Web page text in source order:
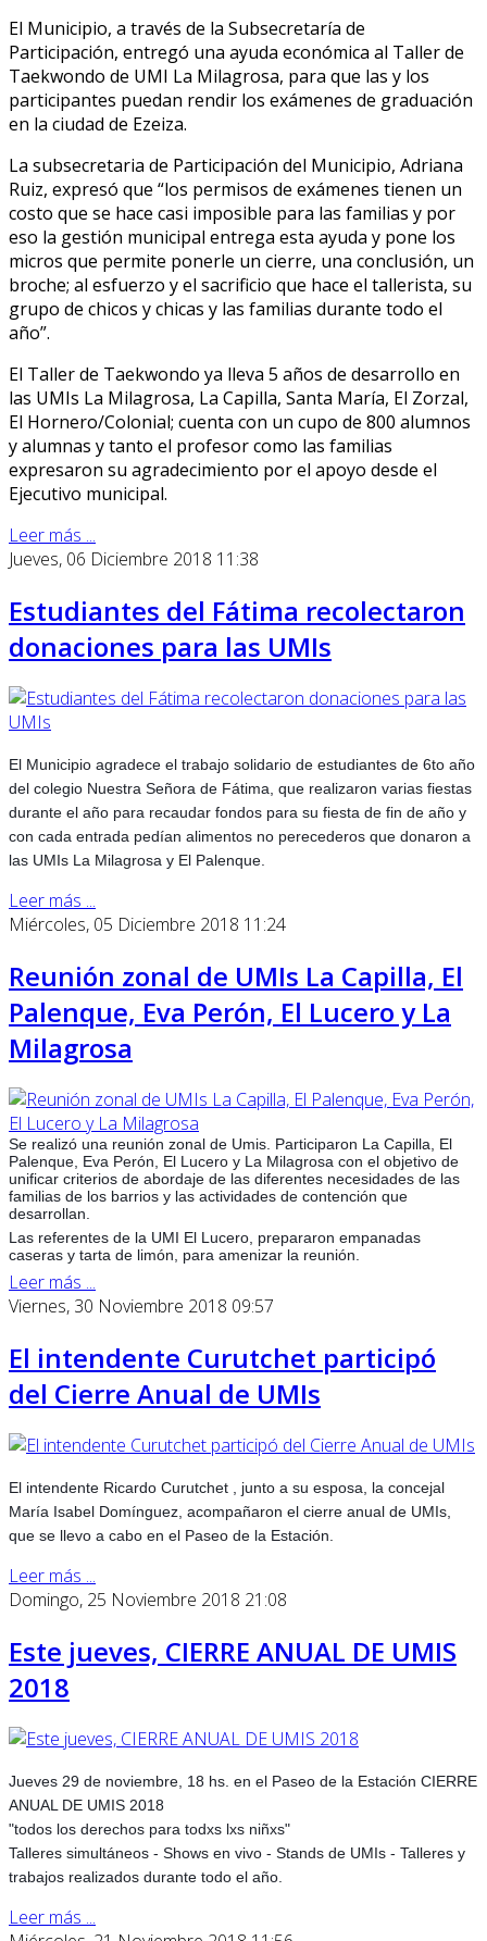
El Municipio, a través de la Subsecretaría de
Participación, entregó una ayuda económica al Taller de
Taekwondo de UMI La Milagrosa, para que las y los
participantes puedan rendir los exámenes de graduación
en la ciudad de Ezeiza.
La subsecretaria de Participación del Municipio, Adriana
Ruiz, expresó que “los permisos de exámenes tienen un
costo que se hace casi imposible para las familias y por
eso la gestión municipal entrega esta ayuda y pone los
micros que permite ponerle un cierre, una conclusión, un
broche; al esfuerzo y el sacrificio que hace el tallerista, su
grupo de chicos y chicas y las familias durante todo el
año”.
El Taller de Taekwondo ya lleva 5 años de desarrollo en
las UMIs La Milagrosa, La Capilla, Santa María, El Zorzal,
El Hornero/Colonial; cuenta con un cupo de 800 alumnos
y alumnas y tanto el profesor como las familias
expresaron su agradecimiento por el apoyo desde el
Ejecutivo municipal.
Leer más ...
Jueves, 06 Diciembre 2018 11:38
Estudiantes del Fátima recolectaron
donaciones para las UMIs
El Municipio agradece el trabajo solidario de estudiantes de 6to año
del colegio Nuestra Señora de Fátima, que realizaron varias fiestas
durante el año para recaudar fondos para su fiesta de fin de año y
con cada entrada pedían alimentos no perecederos que donaron a
las UMIs La Milagrosa y El Palenque.
Leer más ...
Miércoles, 05 Diciembre 2018 11:24
Reunión zonal de UMIs La Capilla, El
Palenque, Eva Perón, El Lucero y La
Milagrosa
Se realizó una reunión zonal de Umis. Participaron La Capilla, El
Palenque, Eva Perón, El Lucero y La Milagrosa con el objetivo de
unificar criterios de abordaje de las diferentes necesidades de las
familias de los barrios y las actividades de contención que
desarrollan.
Las referentes de la UMI El Lucero, prepararon empanadas
caseras y tarta de limón, para amenizar la reunión.
Leer más ...
Viernes, 30 Noviembre 2018 09:57
El intendente Curutchet participó
del Cierre Anual de UMIs
El intendente Ricardo Curutchet , junto a su esposa, la concejal
María Isabel Domínguez, acompañaron el cierre anual de UMIs,
que se llevo a cabo en el Paseo de la Estación.
Leer más ...
Domingo, 25 Noviembre 2018 21:08
Este jueves, CIERRE ANUAL DE UMIS
2018
Jueves 29 de noviembre, 18 hs. en el Paseo de la Estación CIERRE
ANUAL DE UMIS 2018
"todos los derechos para todxs lxs niñxs"
Talleres simultáneos - Shows en vivo - Stands de UMIs - Talleres y
trabajos realizados durante todo el año.
Leer más ...